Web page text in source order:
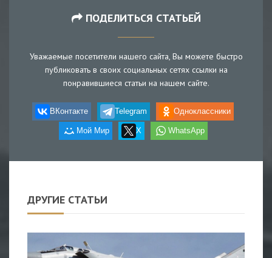
ПОДЕЛИТЬСЯ СТАТЬЕЙ
Уважаемые посетители нашего сайта, Вы можете быстро
публиковать в своих социальных сетях ссылки на
понравившиеся статьи на нашем сайте.
ВКонтакте Telegram Одноклассники
Мой Мир X WhatsApp
ДРУГИЕ СТАТЬИ